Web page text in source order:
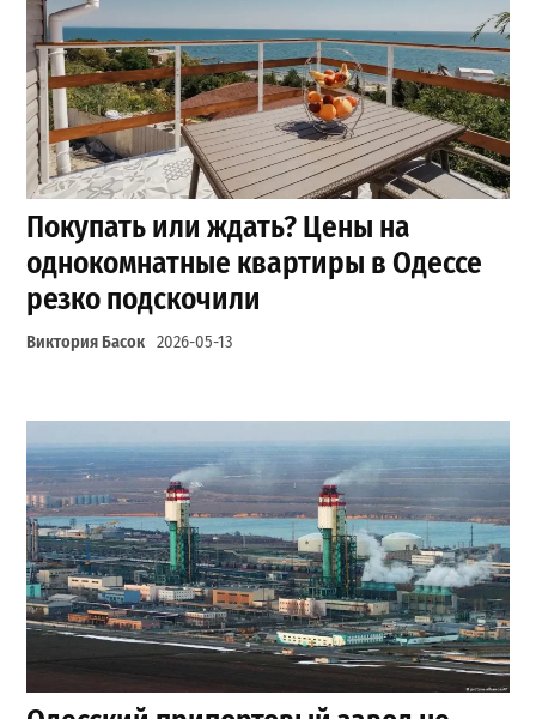
Покупать или ждать? Цены на
однокомнатные квартиры в Одессе
резко подскочили
Виктория Басок 2026-05-13